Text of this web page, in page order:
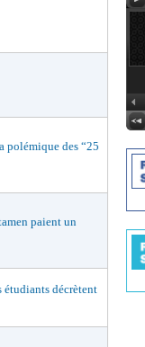
polémique des “25
paient un
décrètent